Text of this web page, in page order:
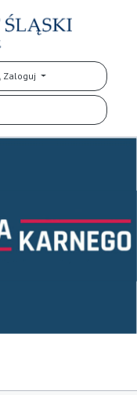
Zaloguj